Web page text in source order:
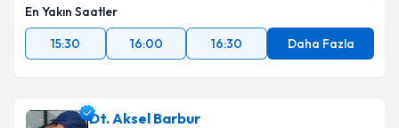
En Yakın Saatler
15:30
16:00 16:30 Daha Fazla
Dt. Aksel Barbur